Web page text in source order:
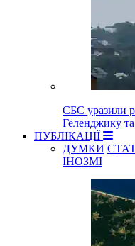
СБС уразили
Геленджику
ПУБЛІКАЦІЇ
ДУМКИ
ІНОЗМІ